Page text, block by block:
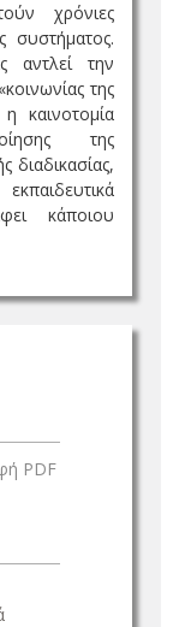
χρόνιες
συστήματος.
αντλεί την
της
καινοτομία
της
διαδικασίας,
κάποιου
PDF